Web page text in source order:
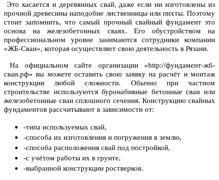
Это касается и деревянных свай, даже если ни изготовлены из
прочной древесины наподобие лиственницы или пихты. Поэтому
стоит запомнить, что самый прочный свайный фундамент это
основа на железобетонных сваях. Его обустройством на
профессиональном уровне занимаются сотрудники компании
«ЖБ-Cваи», которая осуществляет свою деятельность в Рязани.
На официальном сайте организации «http://фундамент-жб-
сваи.рф» вы можете оставить свою заявку на расчёт и монтаж
конструкции любой сложности. Обычно при частном
строительстве используются буронабивные бетонные сваи или
железобетонные сваи сплошного сечения. Конструкцию свайных
фундаментов рассчитывают в зависимости от:
-типа используемых свай,
-способа их изготовления и погружения в землю,
-способа расположения свай под постройкой,
-с учётом работы их в грунте,
-выбранной конструкции ростверков.